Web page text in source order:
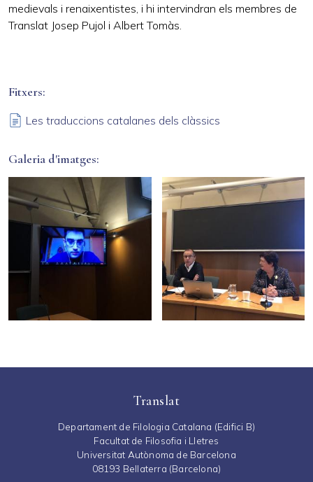
medievals i renaixentistes, i hi intervindran els membres de
Translat Josep Pujol i Albert Tomàs.
Fitxers
Les traduccions catalanes dels clàssics
Galeria d'imatges
Translat
Departament de Filologia Catalana (Edifici B)
Facultat de Filosofia i Lletres
Universitat Autònoma de Barcelona
08193 Bellaterra (Barcelona)